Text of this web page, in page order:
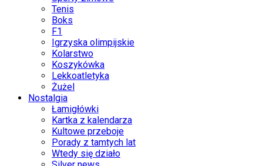
Tenis
Boks
F1
Igrzyska olimpijskie
Kolarstwo
Koszykówka
Lekkoatletyka
Żużel
Nostalgia
Łamigłówki
Kartka z kalendarza
Kultowe przeboje
Porady z tamtych lat
Wtedy się działo